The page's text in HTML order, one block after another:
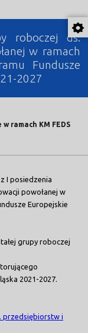
roboczej ds.
w ramach
Fundusze
2027
ramach KM FEDS
I posiedzenia
powołanej w
Europejskie
grupy roboczej
2021-2027.
przedsiębiorstw i